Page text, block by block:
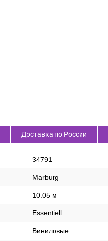
Доставка по России
34791
Marburg
10.05 м
Essentiell
Виниловые